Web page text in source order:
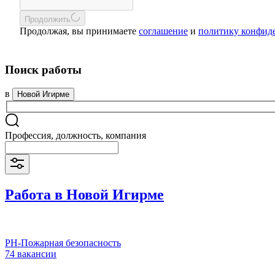
Продолжить
Продолжая, вы принимаете соглашение и политику
Поиск работы
в Новой Игирме
Профессия, должность, компания
Работа в Новой Игирме
РН-Пожарная безопасность
74 вакансии